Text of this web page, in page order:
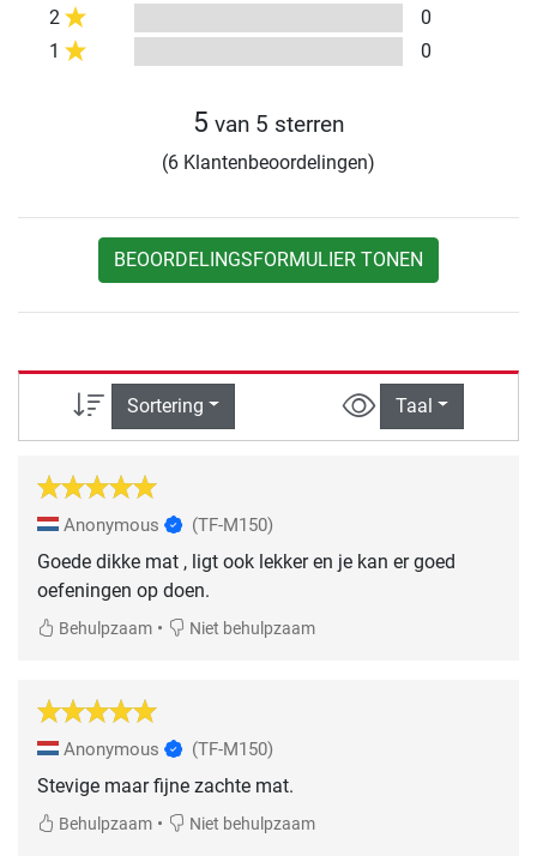
2
0
1
0
5 van 5 sterren
(6 Klantenbeoordelingen)
BEOORDELINGSFORMULIER TONEN
Sortering Taal
Anonymous (TF-M150)
Goede dikke mat , ligt ook lekker en je kan er goed
oefeningen op doen.
Behulpzaam • Niet behulpzaam
Anonymous (TF-M150)
Stevige maar fijne zachte mat.
Behulpzaam • Niet behulpzaam